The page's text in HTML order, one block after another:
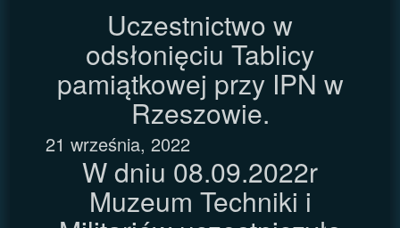
Uczestnictwo w
odsłonięciu Tablicy
pamiątkowej przy IPN w
Rzeszowie.
21 września, 2022
W dniu 08.09.2022r
Muzeum Techniki i